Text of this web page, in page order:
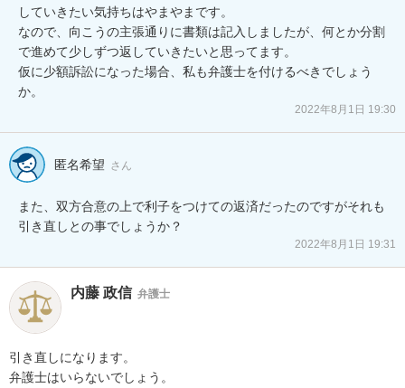
していきたい気持ちはやまやまです。
なので、向こうの主張通りに書類は記入しましたが、何とか分割
で進めて少しずつ返していきたいと思ってます。
仮に少額訴訟になった場合、私も弁護士を付けるべきでしょう
か。
2022年8月1日 19:30
匿名希望 さん
また、双方合意の上で利子をつけての返済だったのですがそれも
引き直しとの事でしょうか？
2022年8月1日 19:31
内藤 政信 弁護士
引き直しになります。
弁護士はいらないでしょう。